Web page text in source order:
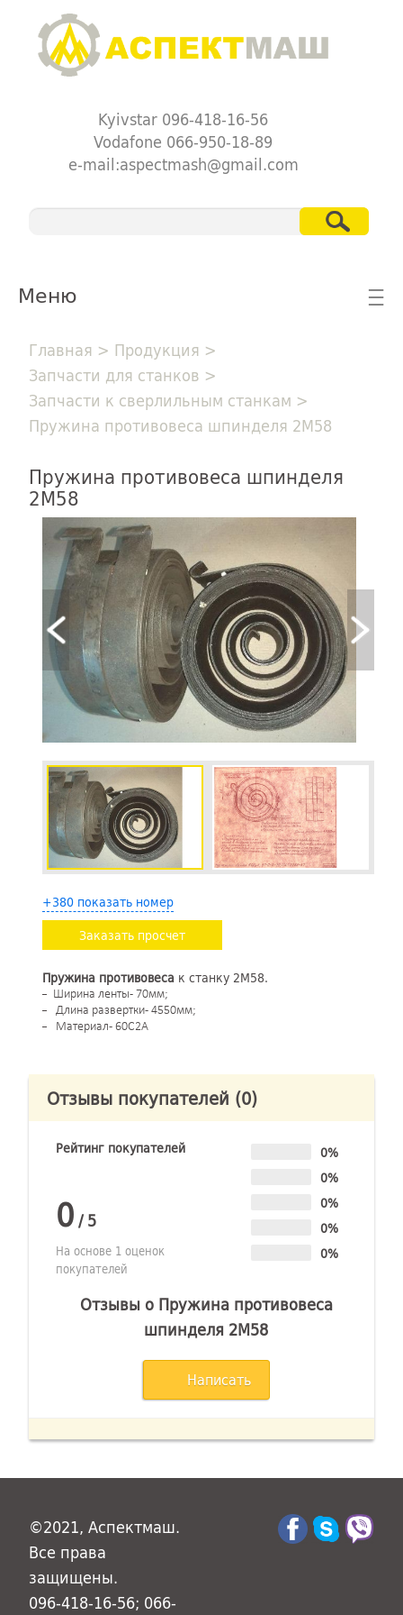
Kyivstar 096-418-16-56
Vodafone 066-950-18-89
e-mail:aspectmash@gmail.com
Меню ☰
Главная > Продукция >
Запчасти для станков >
Запчасти к сверлильным станкам >
Пружина противовеса шпинделя 2М58
Пружина противовеса шпинделя
2М58
+380 показать номер
Заказать просчет
Пружина противовеса к станку 2М58.
Ширина ленты - 70мм;
Длина развертки - 4550мм;
Материал - 60С2А
Отзывы покупателей (0)
Рейтинг покупателей
0/5
На основе 1 оценок
покупателей
0%
0%
0%
0%
0%
Отзывы о Пружина противовеса
шпинделя 2М58
Написать
©2021, Аспектмаш.
Все права
защищены.
096-418-16-56; 066-